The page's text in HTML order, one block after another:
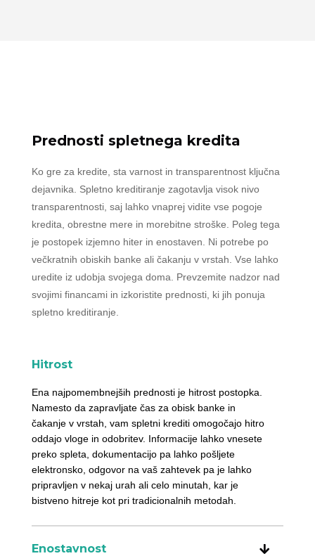
Prednosti spletnega kredita
Ko gre za kredite, sta varnost in transparentnost ključna
dejavnika. Spletno kreditiranje zagotavlja visok nivo
transparentnosti, saj lahko vnaprej vidite vse pogoje
kredita, obrestne mere in morebitne stroške. Poleg tega
je postopek izjemno hiter in enostaven. Ni potrebe po
večkratnih obiskih banke ali čakanju v vrstah. Vse lahko
uredite iz udobja svojega doma. Prevzemite nadzor nad
svojimi financami in izkoristite prednosti, ki jih ponuja
spletno kreditiranje.
Hitrost
Ena najpomembnejših prednosti je hitrost postopka.
Namesto da zapravljate čas za obisk banke in
čakanje v vrstah, vam spletni krediti omogočajo hitro
oddajo vloge in odobritev. Informacije lahko vnesete
preko spleta, dokumentacijo pa lahko pošljete
elektronsko, odgovor na vaš zahtevek pa je lahko
pripravljen v nekaj urah ali celo minutah, kar je
bistveno hitreje kot pri tradicionalnih metodah.
Enostavnost